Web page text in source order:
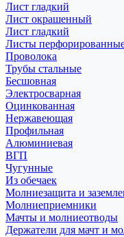
Лист гладкий
Лист окрашенный
Лист гладкий
Листы
Проволока
Трубы стальные
Бесшовная
Электросварная
Оцинкованная
Нержавеющая
Профильная
Алюминиевая
ВГП
Чугунные
Из обечаек
Молниезащита и
Молниеприемники
Мачты и молниеотводы
Держатели для мачт и